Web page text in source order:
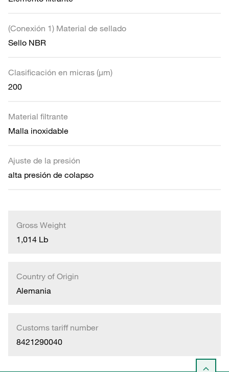
(Conexión 1) Material de sellado
Sello NBR
Clasificación en micras (µm)
200
Material filtrante
Malla inoxidable
Ajuste de la presión
alta presión de colapso
Gross Weight
1,014 Lb
Country of Origin
Alemania
Customs tariff number
8421290040